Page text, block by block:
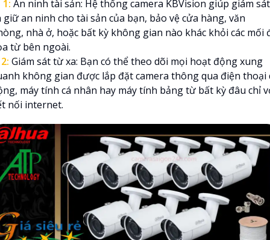
1: An ninh tài sản: Hệ thống camera KBVision giúp giám sát
giữ an ninh cho tài sản của bạn, bảo vệ cửa hàng, văn
nhà ở, hoặc bất kỳ không gian nào khác khỏi các mối
từ bên ngoài.
2: Giám sát từ xa: Bạn có thể theo dõi mọi hoạt động xung
không gian được lắp đặt camera thông qua điện thoại
máy tính cá nhân hay máy tính bảng từ bất kỳ đâu chỉ
nối internet.